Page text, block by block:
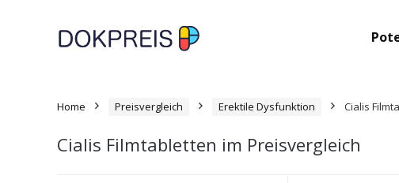
Home Preisvergleich Erektile Dysfunktion Cialis
Cialis Filmtabletten im Preisvergleich